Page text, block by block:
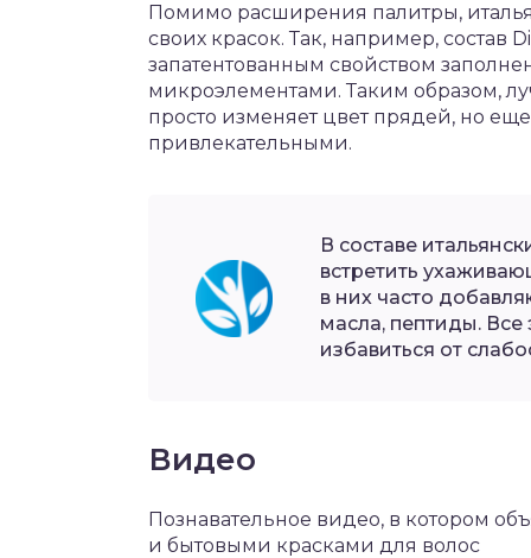
Помимо расширения палитры,
своих красок. Так, например, состав
запатентованным свойством
микроэлементами. Таким образом,
просто изменяет цвет прядей, но
привлекательными.
В составе
встретить
в них часто
масла, пептиды. Все
избавиться от
Видео
Познавательное видео, в котором
и бытовыми красками для волос